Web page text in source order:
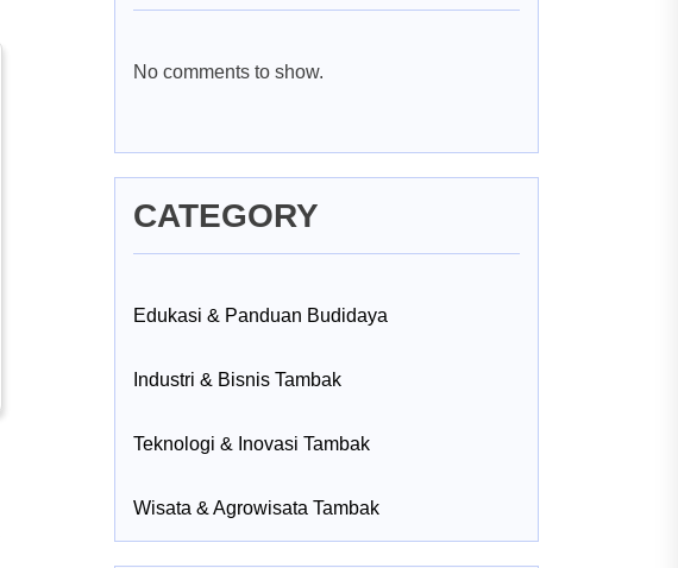
No comments to show.
CATEGORY
Edukasi & Panduan Budidaya
Industri & Bisnis Tambak
Teknologi & Inovasi Tambak
Wisata & Agrowisata Tambak